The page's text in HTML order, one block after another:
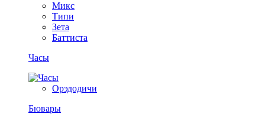
Микс
Типи
Зета
Баттиста
Часы
Орэдодичи
Бювары